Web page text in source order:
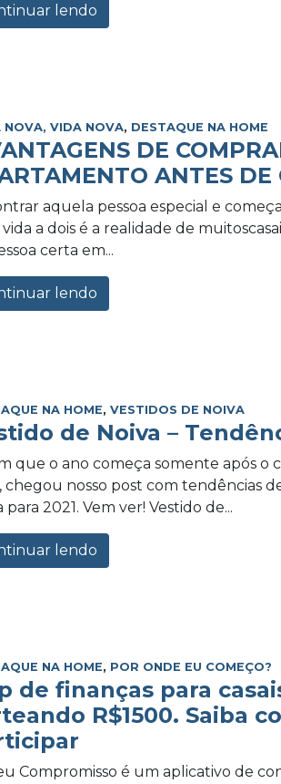
lendo
NOVA, VIDA NOVA, DESTAQUE NA HOME
DE
ANTES DE
aquela pessoa especial e
a dois é a realidade de
certa em...
lendo
NA HOME,VESTIDOS DE NOIVA
de Noiva –
que o ano começa somente após o
chegou nosso post com tendências
para 2021. Vem ver! Vestido de...
lendo
NA HOME, POR ONDE EU COMEÇO?
de finanças para
R$1500. Saiba
Compromisso é um aplicativo de